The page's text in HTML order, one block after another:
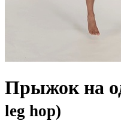
Прыжок на
leg hop)